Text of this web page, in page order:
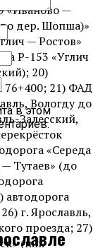
«Иваново —
дер. Шопша)»
— Ростов»
Р-153 «Углич
20)
76+400; 21) ФАД
Вологду до
Залесский,
«Середа
Тутаев» (до
автодорога
г. Ярославль,
проезда; 27)
(н.п.
в этом